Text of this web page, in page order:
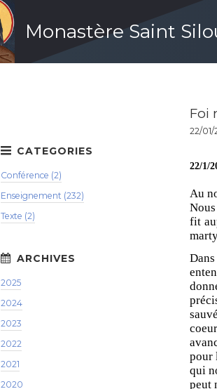
Monastère Saint
Foi
22/01/
22/1/
Au
fit
pour
qui
peut
Conférence (2)
Enseignement (232)
Texte (2)
2025
2024
2023
2022
2021
2020